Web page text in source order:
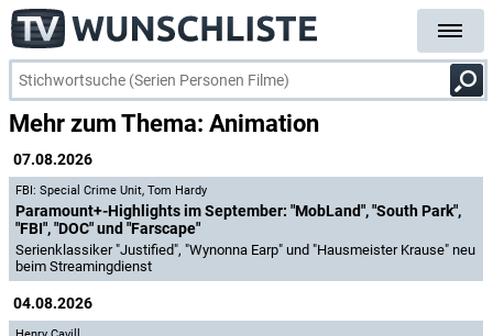
Mehr zum Thema: Animation
07.08.2026
FBI: Special Crime Unit, Tom Hardy
Paramount+-Highlights im September: "MobLand", "South Park",
"FBI", "DOC" und "Farscape"
Serienklassiker "Justified", "Wynonna Earp" und "Hausmeister Krause" neu
beim Streamingdienst
04.08.2026